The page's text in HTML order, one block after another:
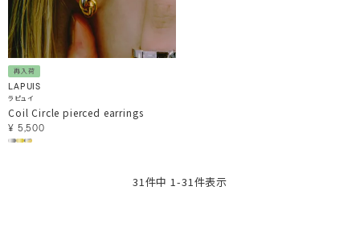
再入荷
LAPUIS
ラピュイ
Coil Circle pierced earrings
¥ 5,500
31 件中 1 -31 件表示